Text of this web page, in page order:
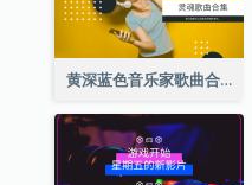
黄深蓝色音乐家歌曲合集YouTube频道图片